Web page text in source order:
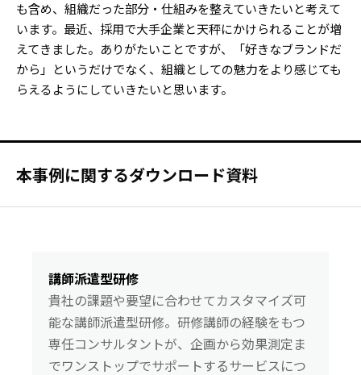
も含め、組織だった部分・仕組みを整えていきたいと考えて
います。最近、採用で大手企業と天秤にかけられることが増
えてきました。ありがたいことですが、「好きなブランドだ
から」というだけでなく、組織としての魅力をより感じても
らえるようにしていきたいと思います。
本事例に関するダウンロード資料
講師派遣型研修
貴社の課題や要望に合わせてカスタマイズ可
能な講師派遣型研修。研修講師の経験をもつ
専任コンサルタントが、企画から効果測定ま
でワンストップでサポートするサービスにつ